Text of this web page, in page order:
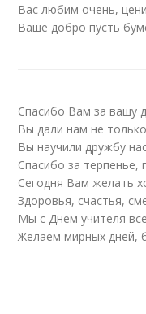
Вас любим очень,
Ваше добро пусть
Спасибо Вам за вашу
Вы дали нам не
Вы научили дружбу
Спасибо за терпенье,
Сегодня Вам желать
Здоровья, счастья,
Мы с Днем учителя
Желаем мирных дней,